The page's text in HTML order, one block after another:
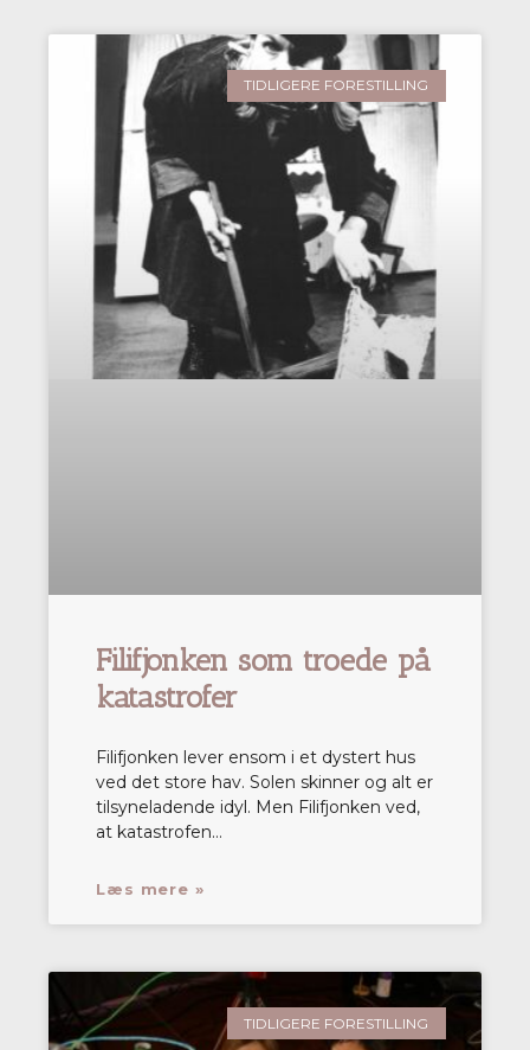
TIDLIGERE FORESTILLING
Filifjonken som troede på
katastrofer
Filifjonken lever ensom i et dystert hus
ved det store hav. Solen skinner og alt er
tilsyneladende idyl. Men Filifjonken ved,
at katastrofen…
Læs mere »
TIDLIGERE FORESTILLING